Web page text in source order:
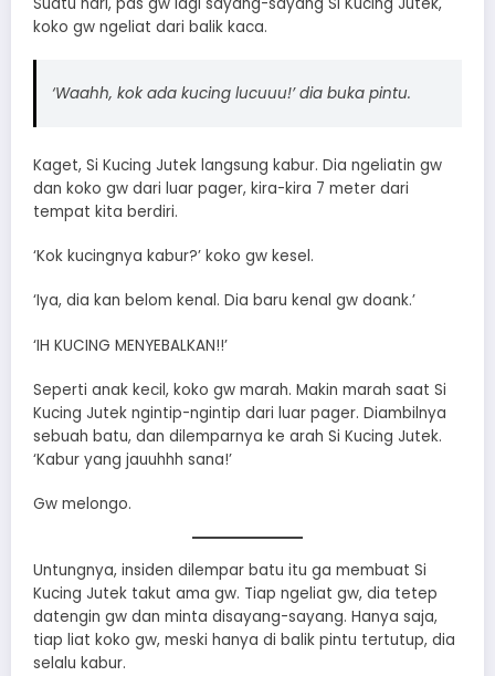
koko gw ngeliat dari balik kaca.
‘Waahh, kok ada kucing lucuuu!’ dia buka pintu.
Kaget, Si Kucing Jutek langsung kabur. Dia ngeliatin gw
dan koko gw dari luar pager, kira-kira 7 meter dari
tempat kita berdiri.
‘Kok kucingnya kabur?’ koko gw kesel.
‘Iya, dia kan belom kenal. Dia baru kenal gw doank.’
‘IH KUCING MENYEBALKAN!!’
Seperti anak kecil, koko gw marah. Makin marah saat Si
Kucing Jutek ngintip-ngintip dari luar pager. Diambilnya
sebuah batu, dan dilemparnya ke arah Si Kucing Jutek.
‘Kabur yang jauuhhh sana!’
Gw melongo.
Untungnya, insiden dilempar batu itu ga membuat Si
Kucing Jutek takut ama gw. Tiap ngeliat gw, dia tetep
datengin gw dan minta disayang-sayang. Hanya saja,
tiap liat koko gw, meski hanya di balik pintu tertutup, dia
selalu kabur.